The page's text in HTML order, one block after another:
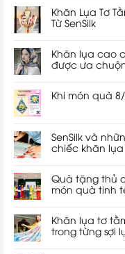
Khăn Lụa Tơ
Từ SenSilk
Khăn lụa cao
được ưa
Khi món quà
SenSilk và
chiếc khăn lụa
Quà tặng thủ
món quà tinh
Khăn lụa tơ
trong từng sợi